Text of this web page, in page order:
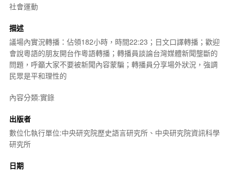
社會運動
描述
議場內實況轉播：佔領182小時，時間22:23；日文口譯轉播；歡迎
會說粵語的朋友開台作粵語轉播；轉播員談論台灣媒體新聞壟斷的
問題，呼籲大家不要被新聞內容蒙騙；轉播員分享場外狀況，強調
民眾是平和理性的
內容分類:實錄
出版者
數位化執行單位:中央研究院歷史語言研究所、中央研究院資訊科學
研究所
日期